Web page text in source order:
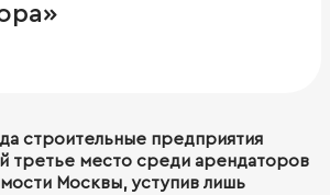
строительные предприятия
третье место среди арендаторов
Москвы, уступив лишь